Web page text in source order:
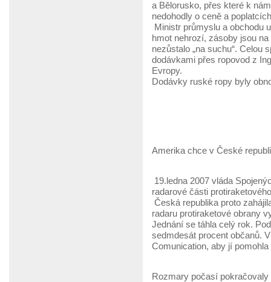
a Bělorusko, přes které k
nedohodly o ceně a
Ministr průmyslu a obchodu
hmot nehrozí, zásoby jsou
nezůstalo „na suchu“. Celou
dodávkami přes ropovod z
Evropy.
Dodávky ruské ropy byly
Amerika chce v České
19.ledna 2007 vláda
radarové části
Česká republika proto
radaru protiraketové obrany
Jednání se táhla celý rok.
sedmdesát procent občanů.
Comunication, aby jí
Rozmary počasí pokračovaly